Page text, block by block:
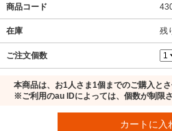
商品コード
在庫 残
ご注文個数
本商品は、お1人さま1個までのご購入とさ
※ご利用のau IDによっては、個数が制限
カートに入